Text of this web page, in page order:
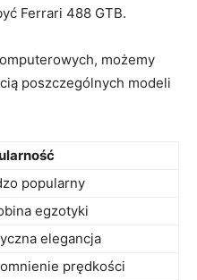
Ferrari 488 GTB.
możemy
poszczególnych modeli
popularny
egzotyki
⁣elegancja
⁤prędkości